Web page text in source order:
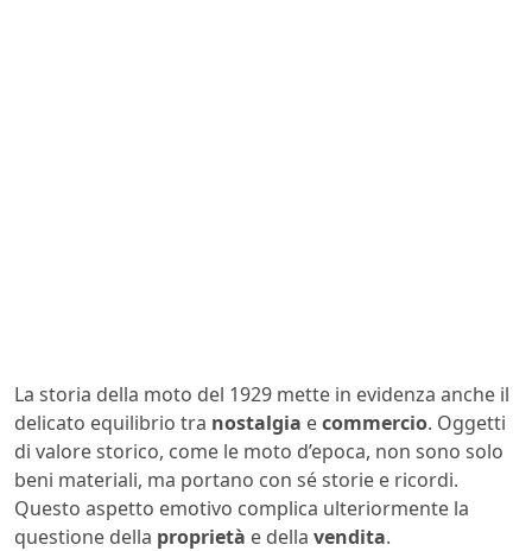
La storia della moto del 1929 mette in evidenza anche il
delicato equilibrio tra nostalgia ecommercio. Oggetti
di valore storico, come le moto d’epoca, non sono solo
beni materiali, ma portano con sé storie e ricordi.
Questo aspetto emotivo complica ulteriormente la
questione della proprietà e della vendita.